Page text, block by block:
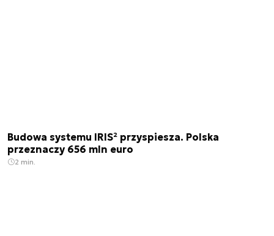
Budowa systemu IRIS² przyspiesza. Polska
przeznaczy 656 mln euro
2 min.